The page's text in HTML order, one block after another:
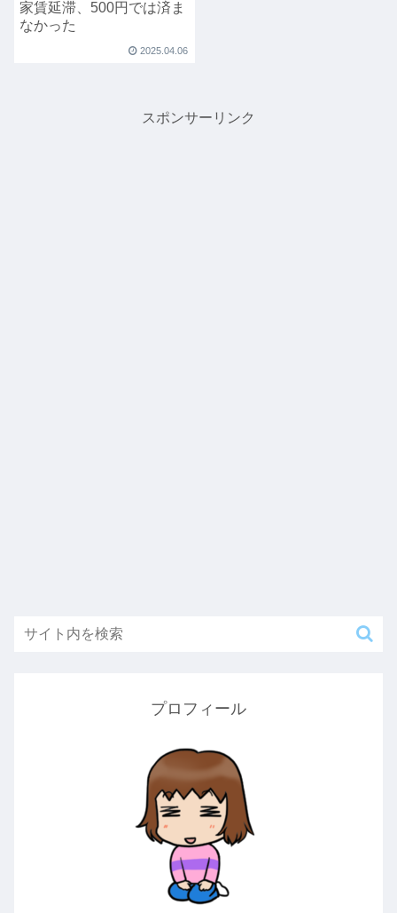
家賃延滞、500円では済ま
なかった
2025.04.06
スポンサーリンク
プロフィール